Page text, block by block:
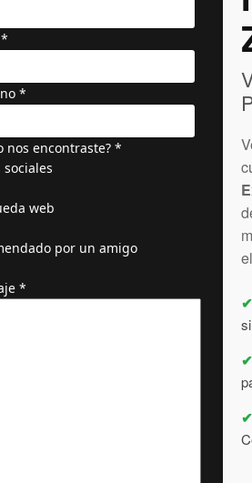
*
*
nos encontraste? *
sociales
web
por un amigo
*
✔
✔
✔